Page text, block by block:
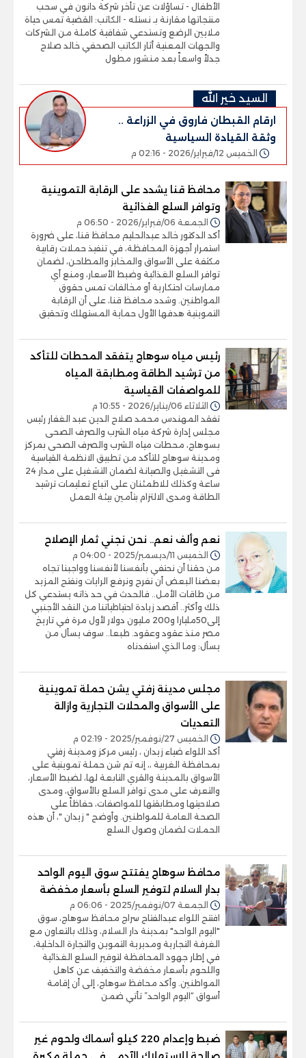
الأطفال - تساؤلات عن تأخر شركة دانون في سحب
منتجاتها مقارنة بـ نستله - الكاتب: القضية تمس حياة
ملايين الرضع وتستدعي شفافية كاملة من الشركات
والجهات المعنية أثار الكاتب الصحفي خالد صلاح
جدلاً واسعاً بعد منشور مطول
السيد خير الله
ارقام القبطان فاروق في الزراعة ..
وثقة القيادة السياسية
الخميس 12/فبراير/2026 - 02:16 م
محافظ قنا يشدد على الرقابة التموينية
وتوافر السلع الغذائية
الجمعة 06/فبراير/2026 - 06:50 م
أكد الدكتور خالد عبدالحليم محافظ قنا، على ضرورة
استمرار أجهزة المحافظة، في تنفيذ حملات رقابية
مكثفة على الأسواق والمخابز والمطاحن، لضمان
توافر السلع الغذائية وضبط الأسعار، ومنع أي
ممارسات احتكارية أو مخالفات تمس حقوق
المواطنين. وشدد محافظ قنا، على أن الرقابة
التموينية هدفها الأول حماية المستهلك وتحقيق
رئيس مياه سوهاج يتفقد المحطات للتأكد
من ترشيد الطاقة ومطابقة المياه
للمواصفات القياسية
الثلاثاء 06/يناير/2026 - 10:55 م
تفقد المهندس محمد صلاح الدين عبد الغفار رئيس
مجلس إدارة شركة مياه الشرب والصرف الصحى
بسوهاج، محطات مياه الشرب والصرف الصحى بمركز
ومدينة سوهاج للتأكد من تطبيق الانظمة القياسية
فى التشغيل والصيانة لضمان التشغيل على مدار 24
ساعة وكذلك للاطمئنان على اتباع تعليمات ترشيد
الطاقة ومدى الالتزام بتأمين بيئة العمل
نعم وألف نعم.. نحن نجني ثمار الإصلاح
الخميس 11/ديسمبر/2025 - 04:00 م
من حقنا أن نحتفي بأنفسنا لأنفسنا وواجبنا تجاه
بعضنا البعض أن نفرح ونرفع الرايات ونفتح المزيد
من طاقات الأمل.. فالحدث في حد ذاته يستدعي كل
ذلك وأكثر.. أقصد زيادة احتياطياتنا من النقد الأجنبي
إلى50مليارا و200 مليون دولار لأول مرة في تاريخ
مصر منذ عقود وعقود. طبعا.. سوف يسأل من
يسأل: وما الذي استفدناه
مجلس مدينة زفتي يشن حملة تموينية
على الأسواق والمحلات التجارية وازالة
التعديات
الخميس 27/نوفمبر/2025 - 02:19 م
أكد اللواء ضياء زيدان ، رئيس مركز ومدينة زفتي
بمحافظة الغربية ،، إنه تم شن حملة تموينية على
الأسواق بالمدينة والقري التابعة لها، لضبط الأسعار،
والتعرف على مدى توافر السلع بالأسواق، ومدى
صلاحيتها ومطابقتها للمواصفات، حفاظاً على
الصحة العامة للمواطنين. وأوضح " زيدان "، أن هذه
الحملات لضمان وصول السلع
محافظ سوهاج يفتتح سوق اليوم الواحد
بدار السلام لتوفير السلع بأسعار مخفضة
الجمعة 07/نوفمبر/2025 - 06:06 م
افتتح اللواء عبدالفتاح سراج محافظ سوهاج، سوق
"اليوم الواحد" بمدينة دار السلام، وذلك بالتعاون مع
الغرفة التجارية ومديرية التموين والتجارة الداخلية،
في إطار جهود المحافظة لتوفير السلع الغذائية
واللحوم بأسعار مخفضة والتخفيف عن كاهل
المواطنين. وأكد محافظ سوهاج، إلى أن إقامة
أسواق “اليوم الواحد” تأتي ضمن
ضبط وإعدام 220 كيلو أسماك ولحوم غير